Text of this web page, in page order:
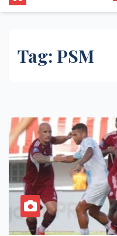
Tag: PSM